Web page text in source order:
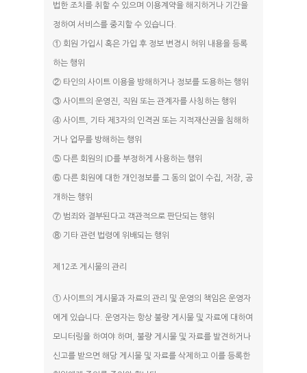
법한 조치를 취할 수 있으며 이용계약을 해지하거나 기간을
정하여 서비스를 중지할 수 있습니다.
① 회원 가입시 혹은 가입 후 정보 변경시 허위 내용을 등록
하는 행위
② 타인의 사이트 이용을 방해하거나 정보를 도용하는 행위
③ 사이트의 운영진, 직원 또는 관계자를 사칭하는 행위
④ 사이트, 기타 제3자의 인격권 또는 지적재산권을 침해하
거나 업무를 방해하는 행위
⑤ 다른 회원의 ID를 부정하게 사용하는 행위
⑥ 다른 회원에 대한 개인정보를 그 동의 없이 수집, 저장, 공
개하는 행위
⑦ 범죄와 결부된다고 객관적으로 판단되는 행위
⑧ 기타 관련 법령에 위배되는 행위
제12조 게시물의 관리
① 사이트의 게시물과 자료의 관리 및 운영의 책임은 운영자
에게 있습니다. 운영자는 항상 불량 게시물 및 자료에 대하여
모니터링을 하여야 하며, 불량 게시물 및 자료를 발견하거나
신고를 받으면 해당 게시물 및 자료를 삭제하고 이를 등록한